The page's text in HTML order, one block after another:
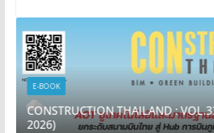
E-BOOK
CONSTRUCTION THAILAND :
2026)